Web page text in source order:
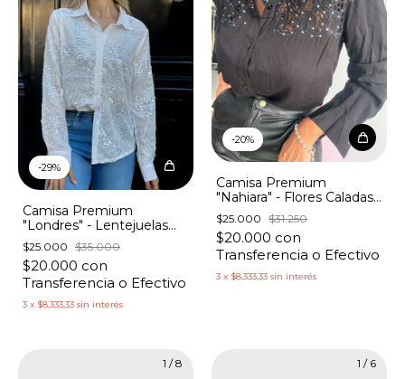
-29%
Camisa Premium
"Londres" - Lentejuelas
Bordadas
$25.000 $35.000
$20.000 con
Transferencia o Efectivo
3 x $8.333,33 sin interés
-20%
Camisa Premium
"Nahiara" - Flores Caladas
con Strass
$25.000 $31.250
$20.000 con
Transferencia o Efectivo
3 x $8.333,33 sin interés
1 /8 1 / 6